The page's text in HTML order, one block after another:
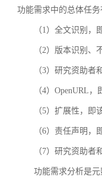
功能需求中的总体任
（1）全文识别
（2）版本识别、
（3）研究资助者
（4）OpenURL
（5）扩展性，
（6）责任声明，
（7）研究资助
功能需求分析是